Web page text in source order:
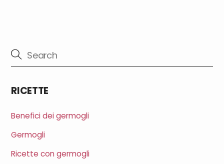
RICETTE
Benefici dei germogli
Germogli
Ricette con germogli